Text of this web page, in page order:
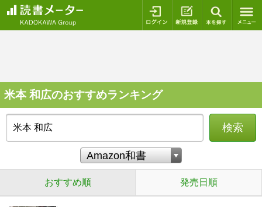
ログイン 新規登録
米本 和広のおすすめランキング
検索
おすすめ順 発売日順